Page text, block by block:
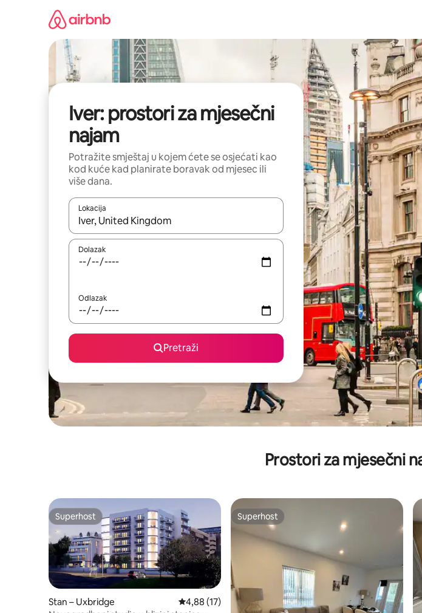
Iver: prostori za mjesečni
najam
Potražite smještaj u kojem ćete se osjećati kao
kod kuće kad planirate boravak od mjesec ili
više dana.
Lokacija
Kada budu dostupni rezultati, moći ćete ih pregledati koristeći se strelicama prema
Dolazak
Odlazak
Pretraži
Prostori za mjesečni
Superhost
Superhost
Stan – Uxbridge Prosječna ocjena: 4,88/5, recenzija: 17
4,88 (17)
Superhost
Superhost